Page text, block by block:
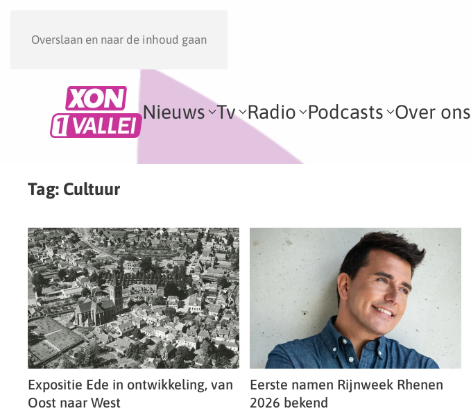
Overslaan en naar de inhoud gaan
Nieuws Tv Radio Podcasts Over ons
Tag: Cultuur
Expositie Ede in ontwikkeling, van
Oost naar West
Eerste namen Rijnweek Rhenen
2026 bekend